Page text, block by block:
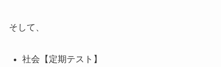
そして、
社会【定期テスト】